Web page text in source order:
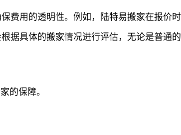
费用的透明性。例如，陆特易搬家在报价
据具体的搬家情况进行评估，无论是普通
的保障。